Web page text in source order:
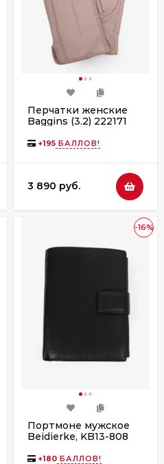
Перчатки женские
Baggins (3.2) 222171
+195 БАЛЛОВ!
3 890 руб.
-16%
Портмоне мужское
Beidierke, KB13-808
+180 БАЛЛОВ!